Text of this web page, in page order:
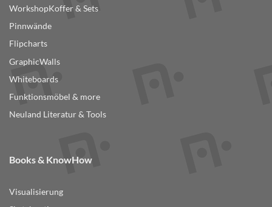
WorkshopKoffer & Sets
Pinnwände
Flipcharts
GraphicWalls
Whiteboards
Funktionsmöbel & more
Neuland Literatur & Tools
Books & KnowHow
Visualisierung